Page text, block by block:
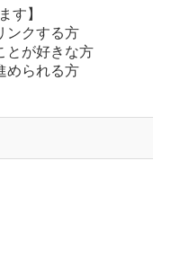
す】
ンクする方
とが好きな方
められる方